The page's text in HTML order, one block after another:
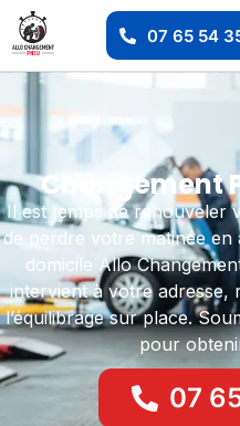
07 65 54
Changement
Il est temps de renouveler
de perdre votre matinée
domicile Allo
intervient à votre adresse,
l’équilibrage sur place.
pour
07